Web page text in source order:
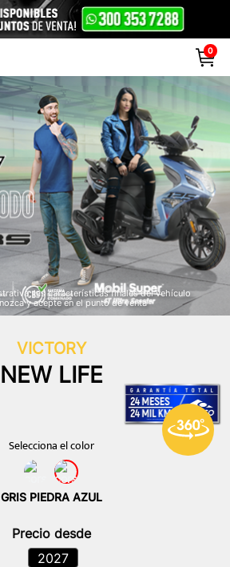
0
Repuestos y
las características finales del vehículo
y acepte en el punto de venta
VICTORY
NEW LIFE
GRIS PIEDRA AZUL
Precio desde
2027